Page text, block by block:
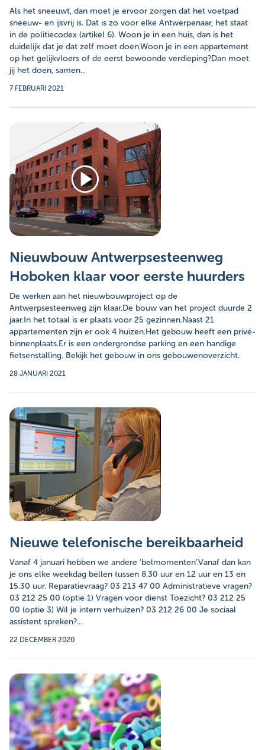
Als het sneeuwt, dan moet je ervoor zorgen dat het voetpad
sneeuw- en ijsvrij is. Dat is zo voor elke Antwerpenaar, het staat
in de politiecodex (artikel 6). Woon je in een huis, dan is het
duidelijk dat je dat zelf moet doen.Woon je in een appartement
op het gelijkvloers of de eerst bewoonde verdieping?Dan moet
jij het doen, samen...
7 FEBRUARI 2021
Nieuwbouw Antwerpsesteenweg
Hoboken klaar voor eerste huurders
De werken aan het nieuwbouwproject op de
Antwerpsesteenweg zijn klaar.De bouw van het project duurde 2
jaar.In het totaal is er plaats voor 25 gezinnen.Naast 21
appartementen zijn er ook 4 huizen.Het gebouw heeft een privé-
binnenplaats.Er is een ondergrondse parking en een handige
fietsenstalling. Bekijk het gebouw in ons gebouwenoverzicht.
28 JANUARI 2021
Nieuwe telefonische bereikbaarheid
Vanaf 4 januari hebben we andere ‘belmomenten’.Vanaf dan kan
je ons elke weekdag bellen tussen 8.30 uur en 12 uur en 13 en
15.30 uur. Reparatievraag? 03 213 47 00 Administratieve vragen?
03 212 25 00 (optie 1) Vragen voor dienst Toezicht? 03 212 25
00 (optie 3) Wil je intern verhuizen? 03 212 26 00 Je sociaal
assistent spreken?...
22 DECEMBER 2020